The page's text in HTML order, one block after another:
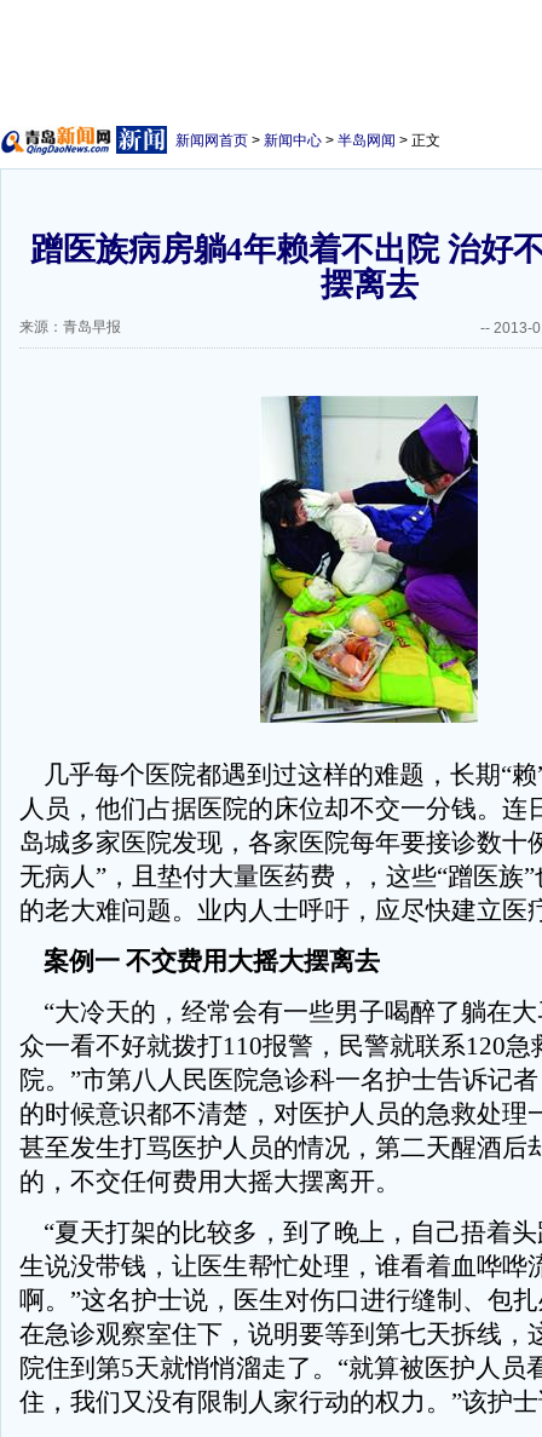
新闻网首页 > 新闻中心 > 半岛网闻 > 正文
蹭医族病房躺4年赖着不出院 治好
摆离去
来源：青岛早报 -- 2013-
几乎每个医院都遇到过这样的难题，长期“赖
人员，他们占据医院的床位却不交一分钱。连
岛城多家医院发现，各家医院每年要接诊数十
无病人”，且垫付大量医药费，，这些“蹭医族
的老大难问题。业内人士呼吁，应尽快建立医
案例一 不交费用大摇大摆离去
“大冷天的，经常会有一些男子喝醉了躺在
众一看不好就拨打110报警，民警就联系120急
院。”市第八人民医院急诊科一名护士告诉记
的时候意识都不清楚，对医护人员的急救处理
甚至发生打骂医护人员的情况，第二天醒酒后
的，不交任何费用大摇大摆离开。
“夏天打架的比较多，到了晚上，自己捂着
生说没带钱，让医生帮忙处理，谁看着血哗哗
啊。”这名护士说，医生对伤口进行缝制、包
在急诊观察室住下，说明要等到第七天拆线，
院住到第5天就悄悄溜走了。“就算被医护人员
住，我们又没有限制人家行动的权力。”该护